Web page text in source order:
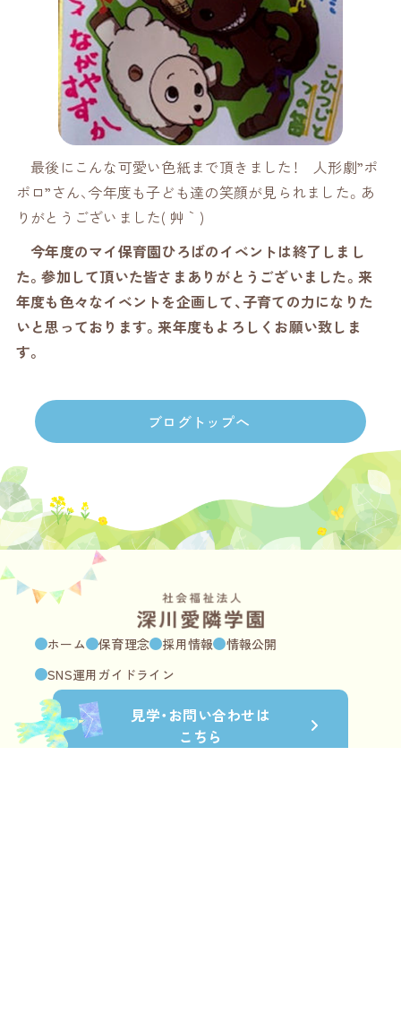
最後にこんな可愛い色紙まで頂きました！ 人形劇”ポ
ポロ”さん、今年度も子ども達の笑顔が見られました。あ
りがとうございました( ´艸｀)
今年度のマイ保育園ひろばのイベントは終了しまし
た。参加して頂いた皆さまありがとうございました。来
年度も色々なイベントを企画して、子育ての力になりた
いと思っております。来年度もよろしくお願い致しま
す。
ブログトップへ
ホーム 保育理念 採用情報
情報公開
SNS運用ガイドライン
見学・ お問い合わせは
こちら